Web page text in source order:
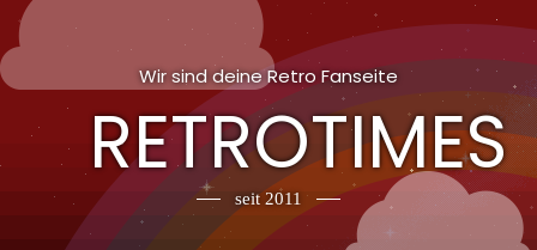
Wir sind deine Retro Fanseite
RETROTIMES
seit 2011